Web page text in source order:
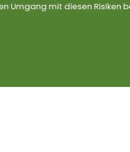
Umgang mit diesen Risiken